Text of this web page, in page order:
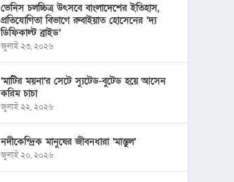
ভেনিস চলচ্চিত্র উৎসবে বাংলাদেশের ইতিহাস,
প্রতিযোগিতা বিভাগে রুবাইয়াত হোসেনের ‘দ্য
ডিফিকাল্ট ব্রাইড’
জুলাই ২৩, ২০২৬
‘মাটির ময়না’র সেটে স্যুটেড-বুটেড হয়ে আসেন
করিম চাচা
জুলাই ২২, ২০২৬
নদীকেন্দ্রিক মানুষের জীবনধারা ‘মাস্তুল’
জুলাই ২০, ২০২৬